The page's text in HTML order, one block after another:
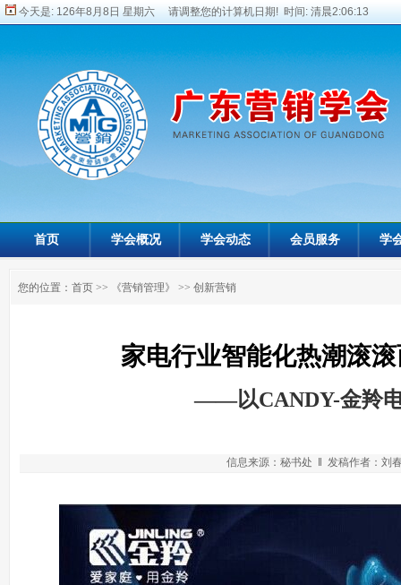
今天是: 126年8月8日 星期六 请调整您的计算机日期! 时间: 清晨2:06:15
首页 学会概况 学会动态 会员服务 学
您的位置： 首页 >> 《营销管理》 >> 创新营销
家电行业智能化热潮滚
——以CANDY-金羚电
信息来源：秘书处 ‖ 发稿作者：